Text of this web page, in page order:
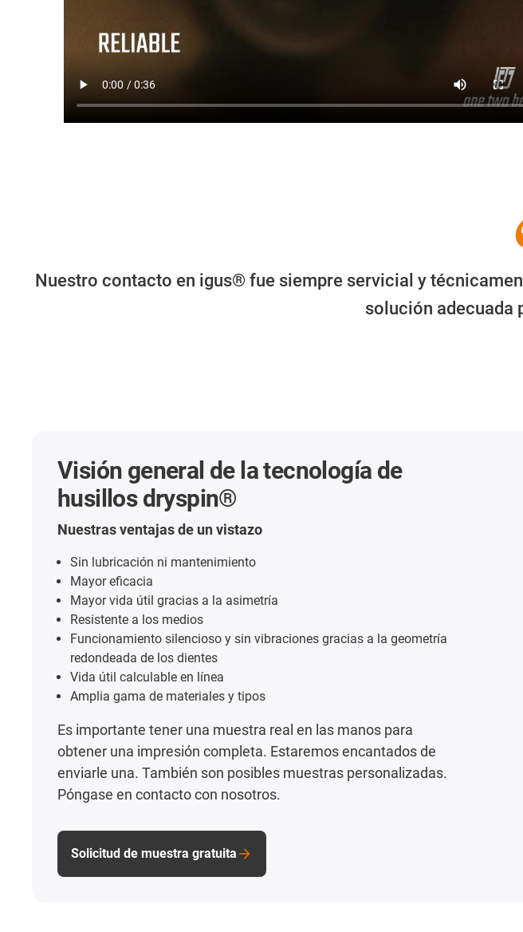
Nuestro contacto en igus® fue siempre servicial y
solución adecuada
Visión general de la tecnología de
husillos dryspin®
Nuestras ventajas de un vistazo
Sin lubricación ni mantenimiento
Mayor eficacia
Mayor vida útil gracias a la asimetría
Resistente a los medios
Funcionamiento silencioso y sin vibraciones gracias a la geometría
redondeada de los dientes
Vida útil calculable en línea
Amplia gama de materiales y tipos
Es importante tener una muestra real en las manos para
obtener una impresión completa. Estaremos encantados de
enviarle una. También son posibles muestras personalizadas.
Póngase en contacto con nosotros.
Solicitud de muestra gratuita